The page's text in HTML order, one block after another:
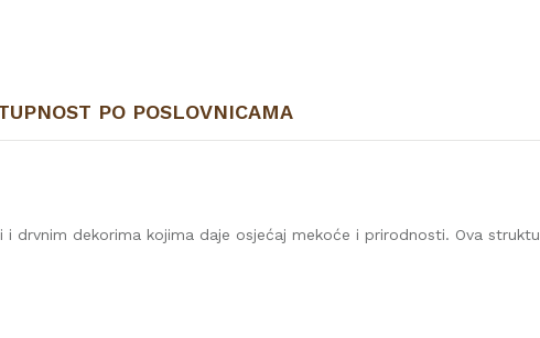
PO POSLOVNICAMA
dekorima kojima daje osjećaj mekoće i prirodnosti. Ova